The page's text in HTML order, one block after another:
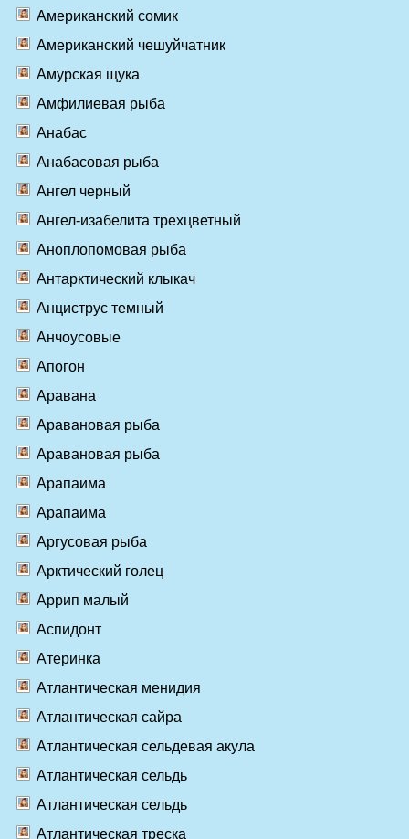
Американский сомик
Американский чешуйчатник
Амурская щука
Амфилиевая рыба
Анабас
Анабасовая рыба
Ангел черный
Ангел-изабелита трехцветный
Аноплопомовая рыба
Антарктический клыкач
Анциструс темный
Анчоусовые
Апогон
Аравана
Аравановая рыба
Аравановая рыба
Арапаима
Арапаима
Аргусовая рыба
Арктический голец
Аррип малый
Аспидонт
Атеринка
Атлантическая менидия
Атлантическая сайра
Атлантическая сельдевая акула
Атлантическая сельдь
Атлантическая сельдь
Атлантическая треска